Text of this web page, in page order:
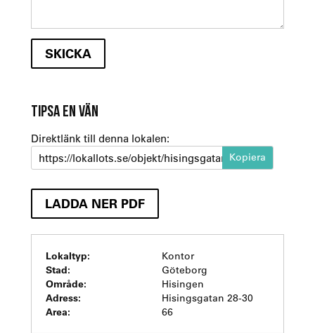
TIPSA EN VÄN
Direktlänk till denna lokalen:
https://lokallots.se/objekt/hisingsgatan-28-30-2
LADDA NER PDF
Lokaltyp: Kontor
Stad: Göteborg
Område: Hisingen
Adress: Hisingsgatan 28-30
Area: 66